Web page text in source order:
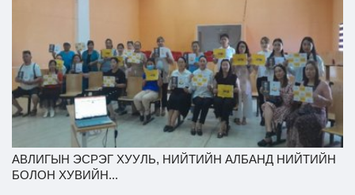
АВЛИГЫН ЭСРЭГ ХУУЛЬ, НИЙТИЙН АЛБАНД НИЙТИЙН
БОЛОН ХУВИЙН...